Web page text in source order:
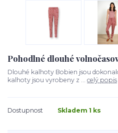
Pohodlné dlouhé
Dlouhé kalhoty Bobien jsou
kalhoty jsou vyrobeny z ... celý popis
Dostupnost Skladem 1 ks